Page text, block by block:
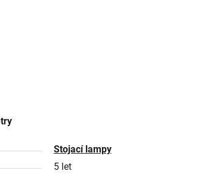
Stojací lampy
5 let